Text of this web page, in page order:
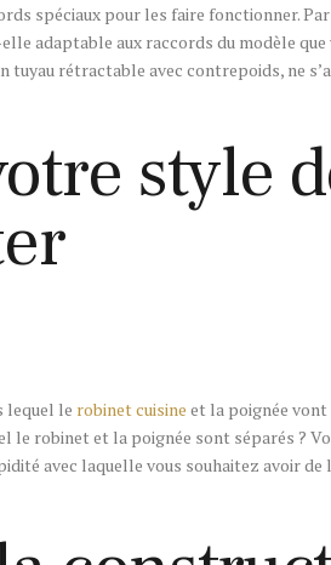
spéciaux pour les faire fonctionner.
adaptable aux raccords du modèle que
tuyau rétractable avec contrepoids, ne
style
lequel le robinet cuisine et la poignée vont
le robinet et la poignée sont séparés ?
avec laquelle vous souhaitez avoir de